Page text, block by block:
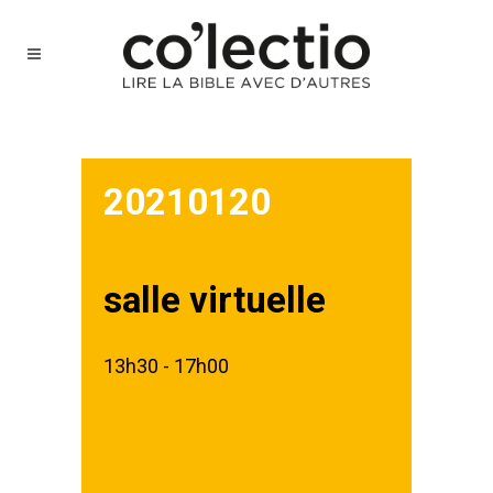
20210120
salle virtuelle
13h30 - 17h00